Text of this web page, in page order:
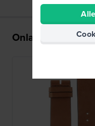
Onlangs bekeken